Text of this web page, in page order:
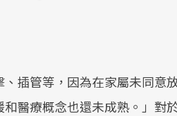
插管等，因為在家屬未同意
醫療概念也還未成熟。」對